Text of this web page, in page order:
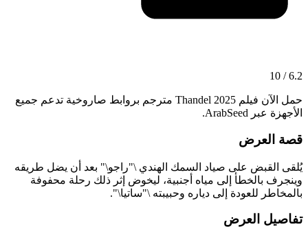
6.2 / 10
حمل الآن فيلم Thandel 2025 مترجم بروابط صاروخية تدعم جميع
الأجهزة عبر ArabSeed.
قصة العرض
يُلقى القبض على صياد السمك الهندي \"راجو\" بعد أن يضل طريقه
وينجرف بالخطأ إلى مياه أجنبية، ليخوض إثر ذلك رحلة محفوفة
بالمخاطر للعودة إلى دياره وحبيبته \"ساتيا\".
تفاصيل العرض